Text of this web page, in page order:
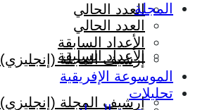
العدد الحالي
الأعداد السابقة
إرشيف المجلة (إنجليزي)
المجلة
العدد الحالي
الأعداد السابقة
إرشيف المجلة (إنجليزي)
الموسوعة الإفريقية
تحليلات